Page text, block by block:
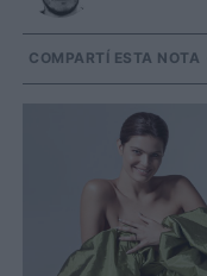
COMPARTÍ ESTA NOTA